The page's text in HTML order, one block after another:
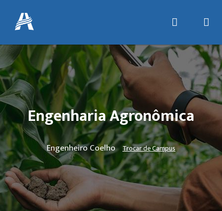
Engenharia Agronômica
Engenheiro Coelho Trocar de Campus